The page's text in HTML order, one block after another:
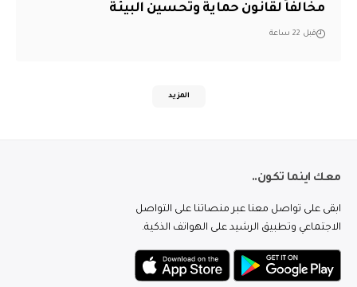
مخالفاً لقانون حماية وتحسين البيئة
قبل 22 ساعة
المزيد
معك اينما تكون..
ابقى على تواصل معنا عبر منصاتنا على التواصل
الاجتماعي وتطبيق الرشيد على الهواتف الذكية.